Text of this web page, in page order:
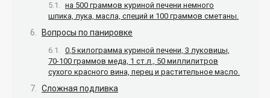
на 500 граммов куриной печени немного
шпика, лука, масла, специй и 100 граммов сметаны.
Вопросы по панировке
0,5 килограмма куриной печени, 3 луковицы,
70-100 граммов меда, 1 ст.л., 50 миллилитров
сухого красного вина, перец и растительное масло.
Сложная подливка